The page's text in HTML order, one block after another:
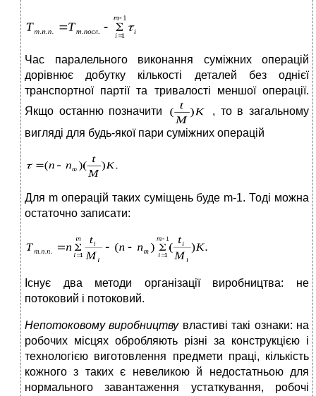
Час паралельного виконання суміжних операцій
дорівнює добутку кількості деталей без однієї
транспортної партії та тривалості меншої операції.
Якщо останню позначити
, то в загальному
вигляді для будь-якої пари суміжних операцій
Для m операцій таких суміщень буде m-1. Тоді можна
остаточно записати:
Існує два методи організації виробництва: не
потоковий і потоковий.
Непотоковому виробництвувластиві такі ознаки: на
робочих місцях обробляють різні за конструкцією і
технологією виготовлення предмети праці, кількість
кожного з таких є невеликою й недостатньою для
нормального завантаження устаткування, робочі